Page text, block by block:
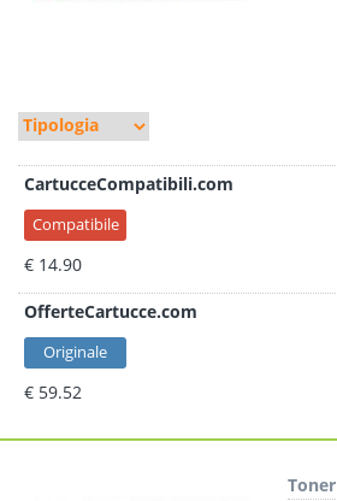
CartucceCompatibili.com
Compatibile
€ 14.90
OfferteCartucce.com
Originale
€ 59.52
Toner